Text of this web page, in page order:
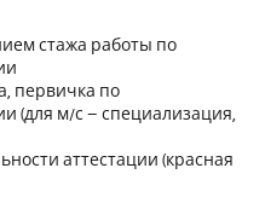
стажа работы по
первичка по
(для м/с – специализация,
аттестации (красная